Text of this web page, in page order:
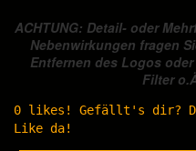
ACHTUNG: Detail- oder
Nebenwirkungen fragen
Entfernen des Logos
Filter
0 likes! Gefällt's dir?
Like da!